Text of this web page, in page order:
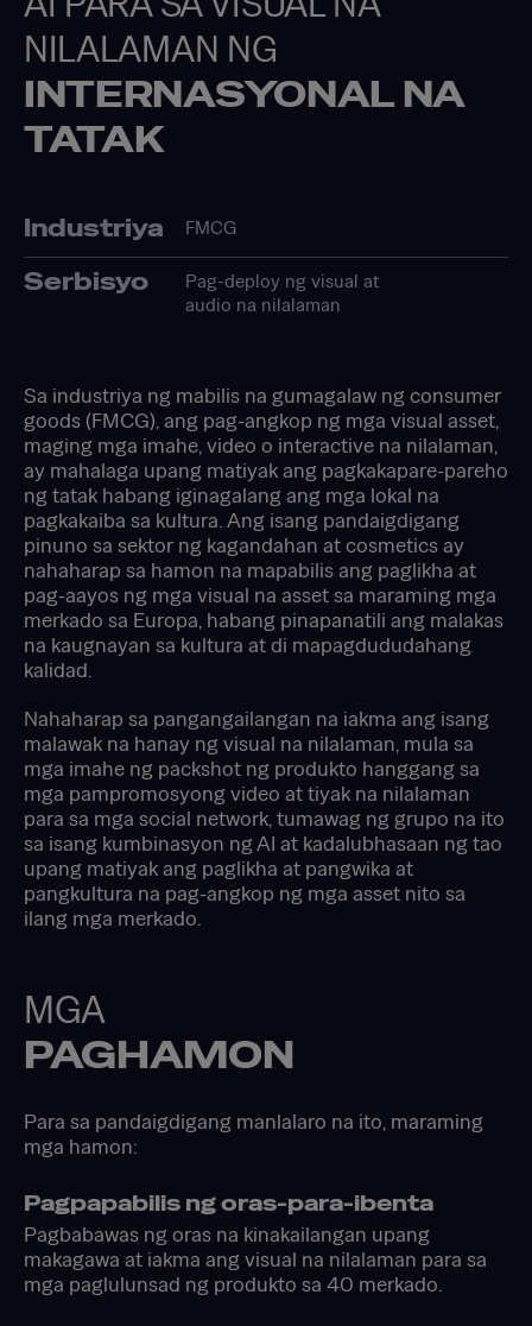
NILALAMAN NG
INTERNASYONAL NA
TATAK
Industriya FMCG
Serbisyo
Pag-deploy ng visual at
audio na nilalaman
Sa industriya ng mabilis na gumagalaw ng consumer
goods (FMCG), ang pag-angkop ng mga visual asset,
maging mga imahe, video o interactive na nilalaman,
ay mahalaga upang matiyak ang pagkakapare-pareho
ng tatak habang iginagalang ang mga lokal na
pagkakaiba sa kultura. Ang isang pandaigdigang
pinuno sa sektor ng kagandahan at cosmetics ay
nahaharap sa hamon na mapabilis ang paglikha at
pag-aayos ng mga visual na asset sa maraming mga
merkado sa Europa, habang pinapanatili ang malakas
na kaugnayan sa kultura at di mapagdududahang
kalidad.
Nahaharap sa pangangailangan na iakma ang isang
malawak na hanay ng visual na nilalaman, mula sa
mga imahe ng packshot ng produkto hanggang sa
mga pampromosyong video at tiyak na nilalaman
para sa mga social network, tumawag ng grupo na ito
sa isang kumbinasyon ng AI at kadalubhasaan ng tao
upang matiyak ang paglikha at pangwika at
pangkultura na pag-angkop ng mga asset nito sa
ilang mga merkado.
MGA
PAGHAMON
Para sa pandaigdigang manlalaro na ito, maraming
mga hamon:
Pagpapabilis ng oras-para-ibenta
Pagbabawas ng oras na kinakailangan upang
makagawa at iakma ang visual na nilalaman para sa
mga paglulunsad ng produkto sa 40 merkado.